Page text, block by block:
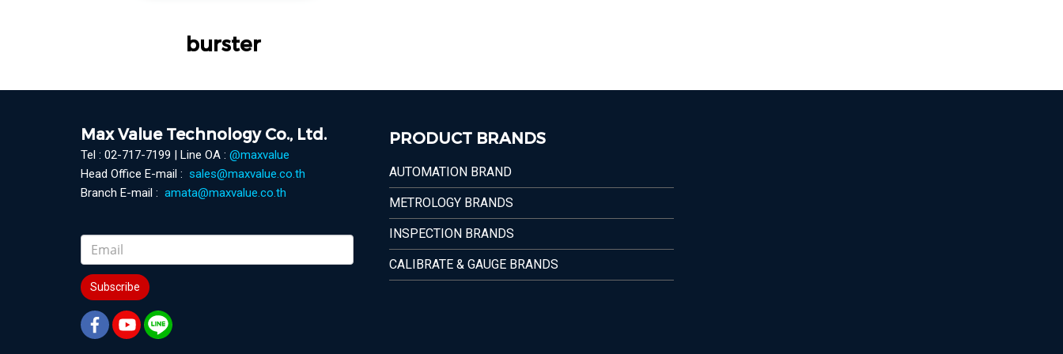
burster
Max Value Technology Co., Ltd.
Tel : 02-717-7199 | Line OA : @maxvalue
Head Office E-mail : sales@maxvalue.co.th
Branch E-mail : amata@maxvalue.co.th
Subscribe
PRODUCT BRANDS
AUTOMATION BRAND
METROLOGY BRANDS
INSPECTION BRANDS
CALIBRATE & GAUGE BRANDS